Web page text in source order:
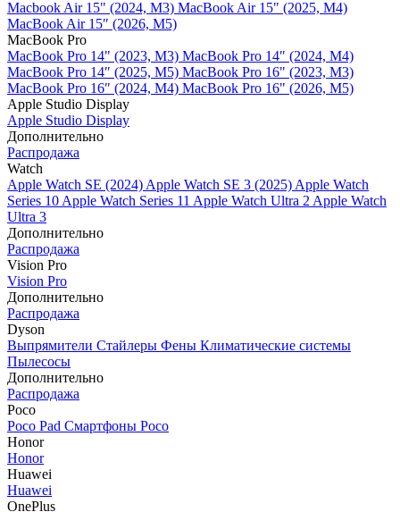
Macbook Air 15" (2024, M3) MacBook Air 15" (2025, M4)
MacBook Air 15″ (2026, M5)
MacBook Pro
MacBook Pro 14" (2023, M3) MacBook Pro 14″ (2024, M4)
MacBook Pro 14″ (2025, M5) MacBook Pro 16" (2023, M3)
MacBook Pro 16″ (2024, M4) MacBook Pro 16" (2026, M5)
Apple Studio Display
Apple Studio Display
Дополнительно
Распродажа
Watch
Apple Watch SE (2024) Apple Watch SE 3 (2025) Apple Watch
Series 10 Apple Watch Series 11 Apple Watch Ultra 2 Apple Watch
Ultra 3
Дополнительно
Распродажа
Vision Pro
Vision Pro
Дополнительно
Распродажа
Dyson
Выпрямители Стайлеры Фены Климатические системы
Пылесосы
Дополнительно
Распродажа
Poco
Poco Pad Смартфоны Poco
Honor
Honor
Huawei
Huawei
OnePlus